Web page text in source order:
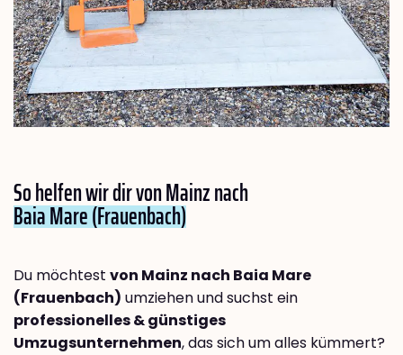
So helfen wir dir von Mainz nach
Baia Mare (Frauenbach)
Du möchtest von Mainz nach Baia Mare
(Frauenbach) umziehen und suchst ein
professionelles & günstiges
Umzugsunternehmen, das sich um alles kümmert?